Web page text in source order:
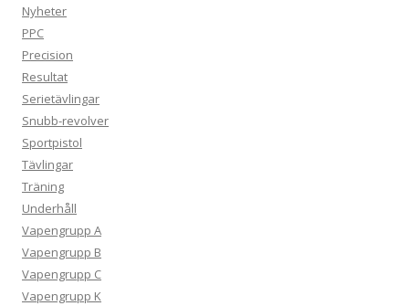
Nyheter
PPC
Precision
Resultat
Serietävlingar
Snubb-revolver
Sportpistol
Tävlingar
Träning
Underhåll
Vapengrupp A
Vapengrupp B
Vapengrupp C
Vapengrupp K